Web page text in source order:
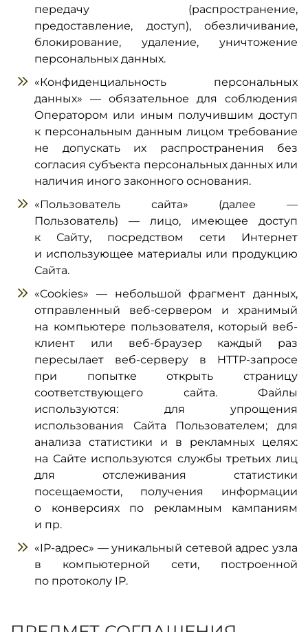
передачу (распространение,
предоставление, доступ), обезличивание,
блокирование, удаление, уничтожение
персональных данных.
«Конфиденциальность персональных
данных» — обязательное для соблюдения
Оператором или иным получившим доступ
к персональным данным лицом требование
не допускать их распространения без
согласия субъекта персональных данных или
наличия иного законного основания.
«Пользователь сайта» (далее —
Пользователь) — лицо, имеющее доступ
к Сайту, посредством сети Интернет
и использующее материалы или продукцию
Сайта.
«Cookies» — небольшой фрагмент данных,
отправленный веб-сервером и хранимый
на компьютере пользователя, который веб-
клиент или веб-браузер каждый раз
пересылает веб-серверу в HTTP-запросе
при попытке открыть страницу
соответствующего сайта. Файлы
используются: для упрощения
использования Сайта Пользователем; для
анализа статистики и в рекламных целях:
на Сайте используются службы третьих лиц
для отслеживания статистики
посещаемости, получения информации
о конверсиях по рекламным кампаниям
и пр.
«IP-адрес» — уникальный сетевой адрес узла
в компьютерной сети, построенной
по протоколу IP.